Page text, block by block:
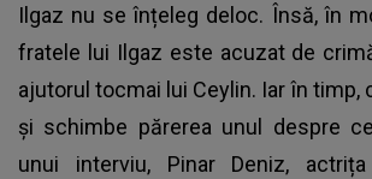
Ilgaz nu se înțeleg deloc. Însă, în
fratele lui Ilgaz este acuzat de
ajutorul tocmai lui Ceylin. Iar în timp,
și schimbe părerea unul despre
unui interviu, Pinar Deniz,